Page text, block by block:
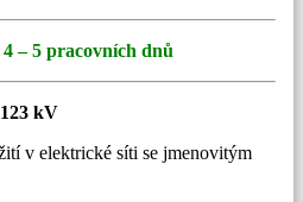
– 5 pracovních dnů
123 kV
v elektrické síti se jmenovitým